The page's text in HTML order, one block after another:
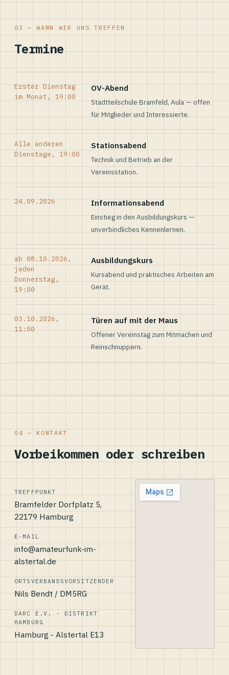
03 — WANN WIR UNS TREFFEN
Termine
Erster Dienstag
im Monat, 19:00
OV-Abend
Stadtteilschule Bramfeld, Aula — offen
für Mitglieder und Interessierte.
Alle anderen
Dienstage, 19:00
Stationsabend
Technik und Betrieb an der
Vereinsstation.
24.09.2026 Informationsabend
Einstieg in den Ausbildungskurs —
unverbindliches Kennenlernen.
ab 08.10.2026,
jeden
Donnerstag,
19:00
Ausbildungskurs
Kursabend und praktisches Arbeiten am
Gerät.
03.10.2026,
11:00
Türen auf mit der Maus
Offener Vereinstag zum Mitmachen und
Reinschnuppern.
04 — KONTAKT
Vorbeikommen oder schreiben
TREFFPUNKT
Bramfelder Dorfplatz 5,
22179 Hamburg
E-MAIL
info@amateurfunk-im-
alstertal.de
ORTSVERBANDSVORSITZENDER
Nils Bendt / DM5RG
DARC E.V. - DISTRIKT
HAMBURG
Hamburg - Alstertal E13